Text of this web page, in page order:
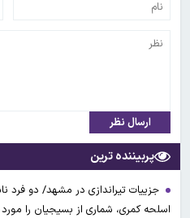
ارسال نظر
پربیننده ترین
جزییات تیراندازی در مشهد/ دو فرد
اسلحه کمری، شماری از بسیجیان را